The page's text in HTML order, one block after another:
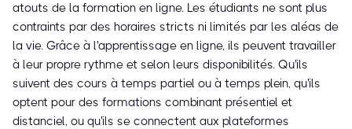
atouts de la formation en ligne. Les étudiants ne sont plus
contraints par des horaires stricts ni limités par les aléas de
la vie. Grâce à l'apprentissage en ligne, ils peuvent travailler
à leur propre rythme et selon leurs disponibilités. Qu'ils
suivent des cours à temps partiel ou à temps plein, qu'ils
optent pour des formations combinant présentiel et
distanciel, ou qu'ils se connectent aux plateformes